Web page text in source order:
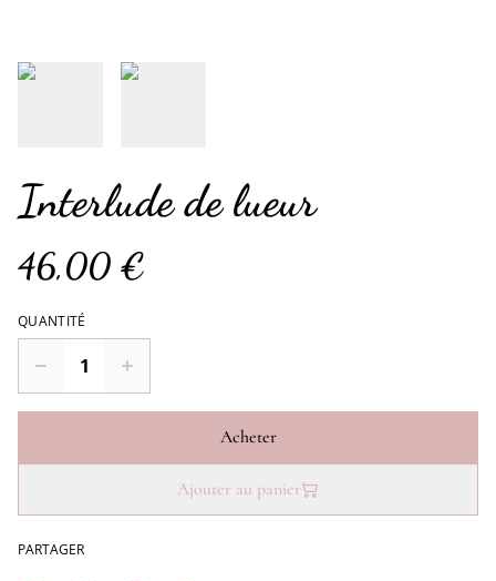
Interlude de lueur
46,00 €
QUANTITÉ
Acheter
Ajouter au panier
PARTAGER